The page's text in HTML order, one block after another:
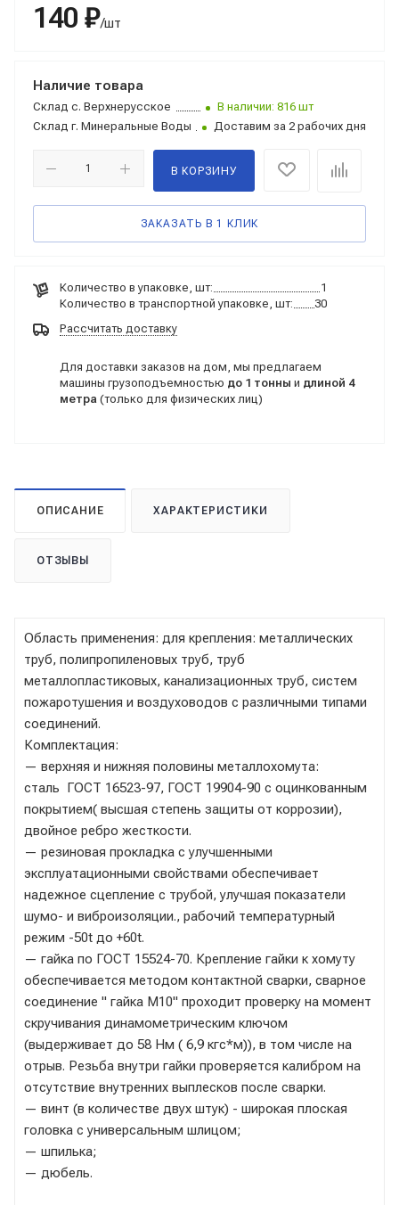
140 ₽/шт
Наличие товара
Склад с. Верхнерусское
В наличии: 816 шт
Склад г. Минеральные Воды Доставим за 2 рабочих дня
В КОРЗИНУ
ЗАКАЗАТЬ В 1 КЛИК
Количество в упаковке, шт:
1
Количество в транспортной упаковке, шт:
30
Рассчитать доставку
Для доставки заказов на дом, мы предлагаем
машины грузоподъемностью до 1 тонны и длиной 4
метра (только для физических лиц)
ОПИСАНИЕ ХАРАКТЕРИСТИКИ
ОТЗЫВЫ
Область применения: для крепления: металлических
труб, полипропиленовых труб, труб
металлопластиковых, канализационных труб, систем
пожаротушения и воздуховодов с различными типами
соединений.
Комплектация:
— верхняя и нижняя половины металлохомута:
сталь ГОСТ 16523-97, ГОСТ 19904-90 с оцинкованным
покрытием( высшая степень защиты от коррозии),
двойное ребро жесткости.
— резиновая прокладка с улучшенными
эксплуатационными свойствами обеспечивает
надежное сцепление с трубой, улучшая показатели
шумо- и виброизоляции., рабочий температурный
режим -50t до +60t.
— гайка по ГОСТ 15524-70. Крепление гайки к хомуту
обеспечивается методом контактной сварки, сварное
соединение " гайка М10" проходит проверку на момент
скручивания динамометрическим ключом
(выдерживает до 58 Нм ( 6,9 кгс*м)), в том числе на
отрыв. Резьба внутри гайки проверяется калибром на
отсутствие внутренних выплесков после сварки.
— винт (в количестве двух штук) - широкая плоская
головка с универсальным шлицом;
— шпилька;
— дюбель.